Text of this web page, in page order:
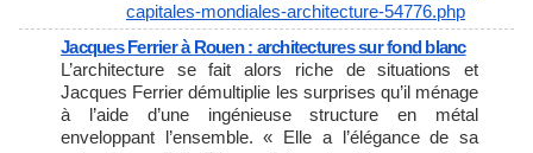
capitales-mondiales-architecture-54776.php
Jacques Ferrier à Rouen : architectures sur fond blanc
L’architecture se fait alors riche de situations et
Jacques Ferrier démultiplie les surprises qu’il ménage
à l’aide d’une ingénieuse structure en métal
enveloppant l’ensemble. « Elle a l’élégance de sa